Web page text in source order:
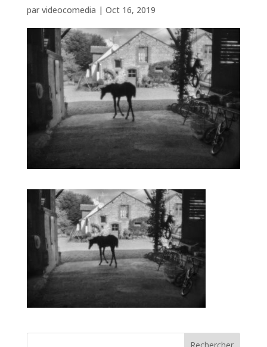
par videocomedia | Oct 16, 2019